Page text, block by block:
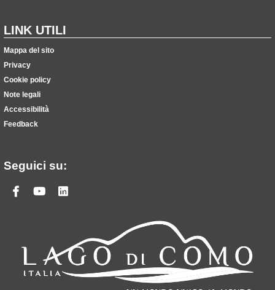
LINK UTILI
Mappa del sito
Privacy
Cookie policy
Note legali
Accessibilità
Feedback
Seguici su:
Facebook
Youtube